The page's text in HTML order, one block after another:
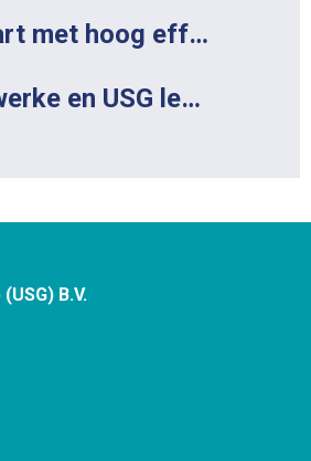
met hoog eff…
en USG le…
B.V.